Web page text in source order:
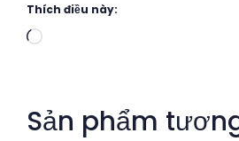
Thích điều này:
Đang
Sản phẩm